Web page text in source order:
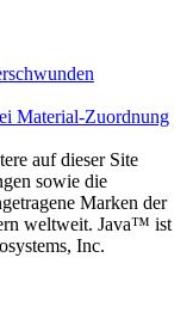
Material-Zuordnung
auf dieser Site
sowie die
Marken der
weltweit. Java™ ist
Inc.